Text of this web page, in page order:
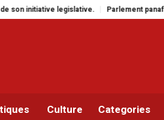
panafricain : à Johannesburg, Aimé
Culture Categories